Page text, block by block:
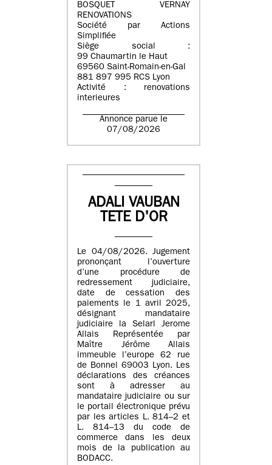
BOSQUET VERNAY
RENOVATIONS
Société par Actions
Simplifiée
Siège social :
99 Chaumartin le Haut
69560 Saint-Romain-en-Gal
881 897 995 RCS Lyon
Activité : renovations
interieures
Annonce parue le
07/08/2026
ADALI VAUBAN
TETE D'OR
Le 04/08/2026. Jugement
prononçant l’ouverture
d’une procédure de
redressement judiciaire,
date de cessation des
paiements le 1 avril 2025,
désignant mandataire
judiciaire la Selarl Jerome
Allais Représentée par
Maître Jérôme Allais
immeuble l’europe 62 rue
de Bonnel 69003 Lyon. Les
déclarations des créances
sont à adresser au
mandataire judiciaire ou sur
le portail électronique prévu
par les articles L. 814–2 et
L. 814–13 du code de
commerce dans les deux
mois de la publication au
BODACC.